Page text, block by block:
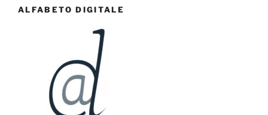
ALFABETO DIGITALE